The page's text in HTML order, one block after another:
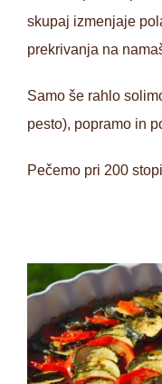
skupaj izmenjaje
prekrivanja na
Samo še rahlo
pesto), popramo in
Pečemo pri 200